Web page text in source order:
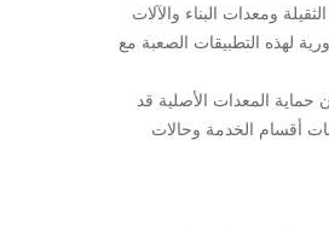
ومعدات البناء والآلات
لهذه التطبيقات الصعبة مع
المعدات الأصلية قد
أقسام الخدمة وحالات